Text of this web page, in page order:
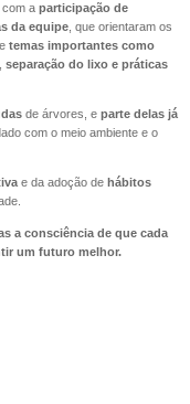
com aparticipação de
da equipe, que orientaram os
temas importantes como
separação do lixo e práticas
de árvores, e parte delas já
com o meio ambiente e o
e da adoção de hábitos
a consciência de que cada
um futuro melhor.